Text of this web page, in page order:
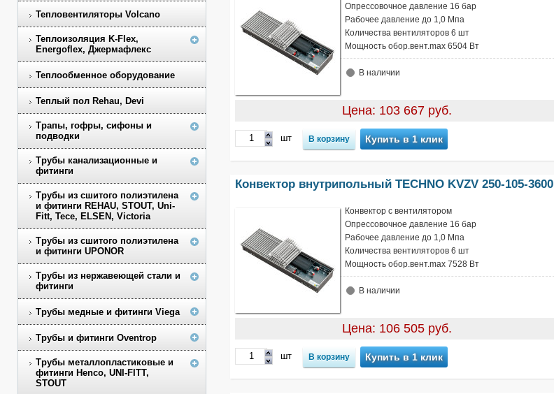
Тепловентиляторы Volcano
Теплоизоляция K-Flex,
Energoflex, Джермафлекс
Теплообменное оборудование
Теплый пол Rehau, Devi
Трапы, гофры, сифоны и
подводки
Трубы канализационные и
фитинги
Трубы из сшитого полиэтилена
и фитинги REHAU, STOUT, Uni-
Fitt, Tece, ELSEN, Victoria
Трубы из сшитого полиэтилена
и фитинги UPONOR
Трубы из нержавеющей стали и
фитинги
Трубы медные и фитинги Viega
Трубы и фитинги Oventrop
Трубы металлопластиковые и
фитинги Henco, UNI-FITT,
STOUT
Опрессовочное давление 16 бар
Рабочее давление до 1,0 Мпа
Количества вентиляторов 6 шт
Мощность обор.вент.max 6504 Вт
В наличии
Цена: 103 667 руб.
шт Купить в 1 клик
Конвектор внутрипольный TECHNO KVZV 250-105-3600
Конвектор с вентилятором
Опрессовочное давление 16 бар
Рабочее давление до 1,0 Мпа
Количества вентиляторов 6 шт
Мощность обор.вент.max 7528 Вт
В наличии
Цена: 106 505 руб.
шт Купить в 1 клик